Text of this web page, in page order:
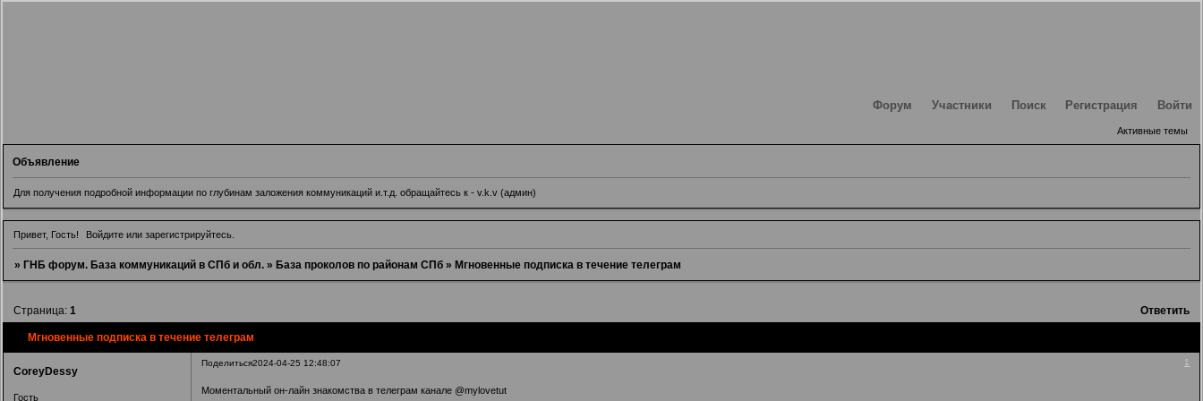
Форум Участники Поиск Регистрация Войти
Активные темы
Объявление
Для получения подробной информации по глубинам заложения коммуникаций и.т.д. обращайтесь к - v.k.v (админ)
Привет, Гость! Войдите илизарегистрируйтесь
» ГНБ форум. База коммуникаций в СПб и обл. » База проколов по районам СПб » Мгновенные подписка в течение телеграм
Мгновенные подписка в течение телеграм
Страница: 1 Ответить
Поделиться 1
2024-04-25 12:48:07
CoreyDessy
Гость
Моментальный он-лайн знакомства в телеграм канале @mylovetut